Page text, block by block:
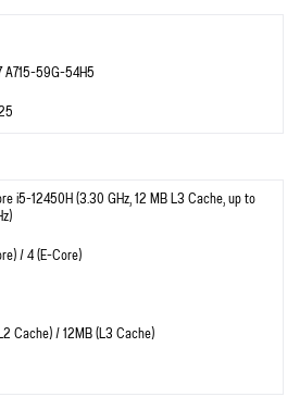
A715-59G-54H5
i5-12450H (3.30 GHz, 12 MB L3 Cache, up to
/ 4 (E-Core)
Cache) / 12MB (L3 Cache)